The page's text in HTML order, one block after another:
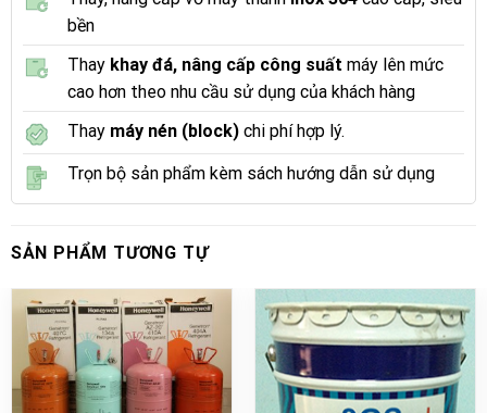
bền
Thay khay đá, nâng cấp công suất máy lên mức
cao hơn theo nhu cầu sử dụng của khách hàng
Thaymáy nén (block)chi phí hợp lý.
Trọn bộ sản phẩm kèm sách hướng dẫn sử dụng
SẢN PHẨM TƯƠNG TỰ